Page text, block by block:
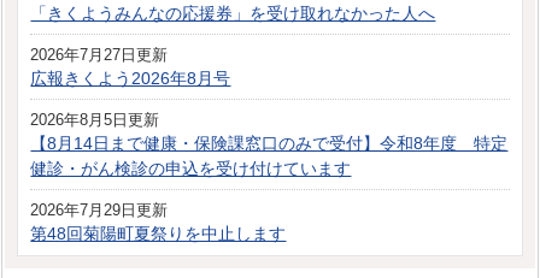
「きくようみんなの応援券」を受け取れなかった人へ
2026年7月27日更新
広報きくよう2026年8月号
2026年8月5日更新
【8月14日まで健康・保険課窓口のみで受付】令和8年度 特定
健診・がん検診の申込を受け付けています
2026年7月29日更新
第48回菊陽町夏祭りを中止します